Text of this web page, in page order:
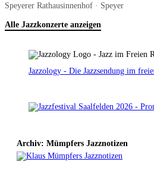
Speyerer Rathausinnenhof · Speyer
Alle Jazzkonzerte anzeigen
Jazzology - Die Jazzsendung im
Archiv: Mümpfers Jazznotizen